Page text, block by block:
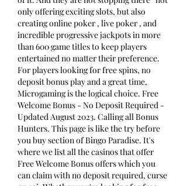
only offering exciting slots, but also
creating online poker , live poker , and
incredible progressive jackpots in more
than 600 game titles to keep players
entertained no matter their preference.
For players looking for free spins, no
deposit bonus play and a great time,
Microgaming is the logical choice. Free
Welcome Bonus - No Deposit Required -
Updated August 2023. Calling all Bonus
Hunters. This page is like the try before
you buy section of Bingo Paradise. It's
where we list all the casinos that offer
Free Welcome Bonus offers which you
can claim with no deposit required, curse